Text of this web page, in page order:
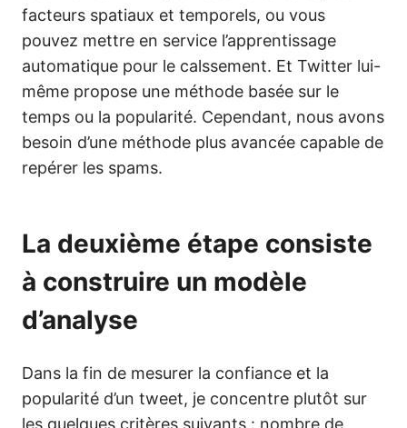
facteurs spatiaux et temporels, ou vous
pouvez mettre en service l’apprentissage
automatique pour le calssement. Et Twitter lui-
même propose une méthode basée sur le
temps ou la popularité. Cependant, nous avons
besoin d’une méthode plus avancée capable de
repérer les spams.
La deuxième étape consiste
à construire un modèle
d’analyse
Dans la fin de mesurer la confiance et la
popularité d’un tweet, je concentre plutôt sur
les quelques critères suivants : nombre de